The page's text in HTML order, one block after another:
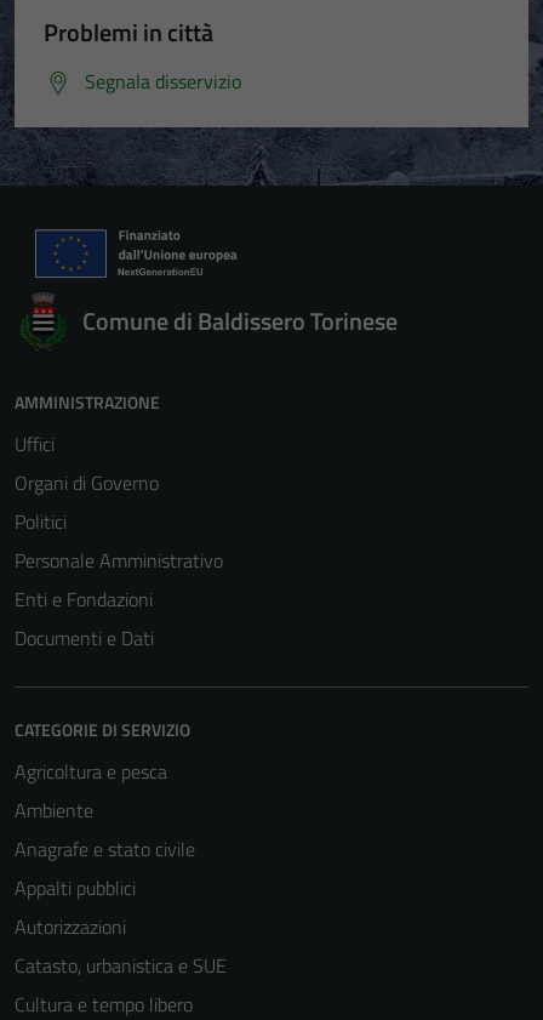
Problemi in città
Segnala disservizio
Comune di Baldissero Torinese
AMMINISTRAZIONE
Uffici
Organi di Governo
Politici
Personale Amministrativo
Enti e Fondazioni
Documenti e Dati
CATEGORIE DI SERVIZIO
Agricoltura e pesca
Ambiente
Anagrafe e stato civile
Appalti pubblici
Autorizzazioni
Catasto, urbanistica e SUE
Cultura e tempo libero